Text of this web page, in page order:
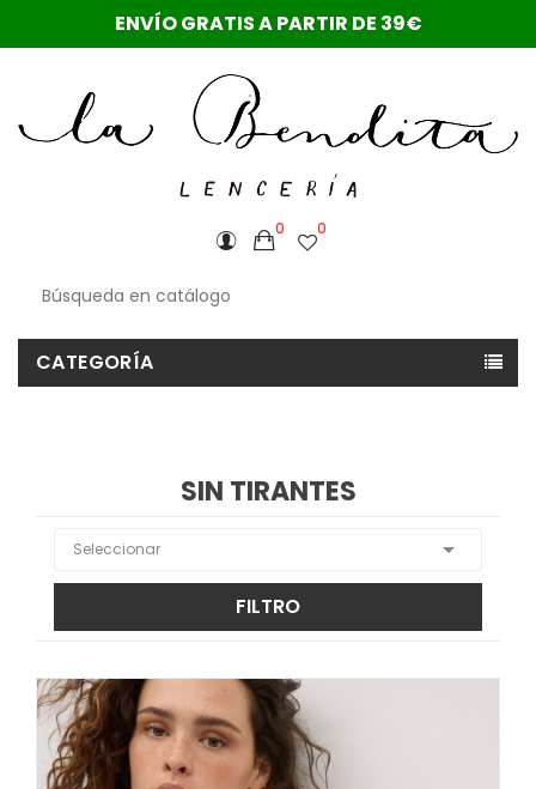
ENVÍO GRATIS A PARTIR DE 39€
0 0
CATEGORÍA
SIN TIRANTES
Seleccionar 
FILTRO